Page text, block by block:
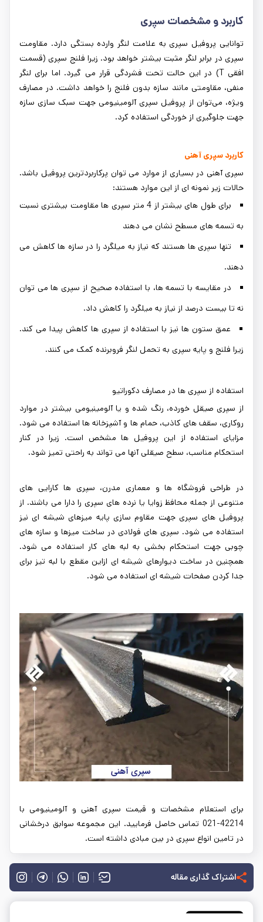
کاربرد و مشخصات سپری
توانایی پروفیل سپری به علامت لنگر وارده بستگی دارد. مقاومت
سپری در برابر لنگر مثبت بیشتر خواهد بود. زیرا فلنج سپری (قسمت
افقی T) در این حالت تحت فشردگی قرار می گیرد. اما برای لنگر
منفی، مقاومتی مانند سازه بدون فلنج را خواهد داشت. در مصارف
ویژه، می‌توان از پروفیل سپری آلومینیومی جهت سبک سازی سازه
جهت جلوگیری از خوردگی استفاده کرد.
کاربرد سپری آهنی
سپری آهنی در بسیاری از موارد می توان پرکاربردترین پروفیل باشد.
حالات زیر نمونه ای از این موارد هستند:
برای طول های بیشتر از 4 متر سپری ها مقاومت بیشتری نسبت
به تسمه های مسطح نشان می دهند
تنها سپری ها هستند که نیاز به میلگرد را در سازه ها کاهش می
دهند.
در مقایسه با تسمه ها، با استفاده صحیح از سپری ها می توان
نه تا بیست درصد از نیاز به میلگرد را کاهش داد.
عمق ستون ها نیز با استفاده از سپری ها کاهش پیدا می کند.
زیرا فلنج و پایه سپری به تحمل لنگر فروبرنده کمک می کنند.
استفاده از سپری ها در مصارف دکوراتیو
از سپری صیقل خورده، رنگ شده و یا آلومینیومی بیشتر در موارد
روکاری، سقف های کاذب، حمام ها و آشپزخانه ها استفاده می شود.
مزایای استفاده از این پروفیل ها مشخص است. زیرا در کنار
استحکام مناسب، سطح صیقلی آنها می تواند به راحتی تمیز شود.
در طراحی فروشگاه ها و معماری مدرن، سپری ها کارایی های
متنوعی از جمله محافظ زوایا یا نرده های سپری را دارا می باشند. از
پروفیل های سپری جهت مقاوم سازی پایه میزهای شیشه ای نیز
استفاده می شود. سپری های فولادی در ساخت میزها و سازه های
چوبی جهت استحکام بخشی به لبه های کار استفاده می شود.
همچنین در ساخت دیوارهای شیشه ای ازاین مقطع با لبه تیز برای
جدا کردن صفحات شیشه ای استفاده می شود.
برای استعلام مشخصات و قیمت سپری آهنی و آلومینیومی با
42214-021 تماس حاصل فرمایید. این مجموعه سوابق درخشانی
در تامین انواع سپری در بین مبادی داشته است.
اشتراک گذاری مقاله